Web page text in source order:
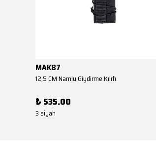
MAK87
12,5 CM Namlu Giydirme Kılıfı
₺ 535.00
3 siyah